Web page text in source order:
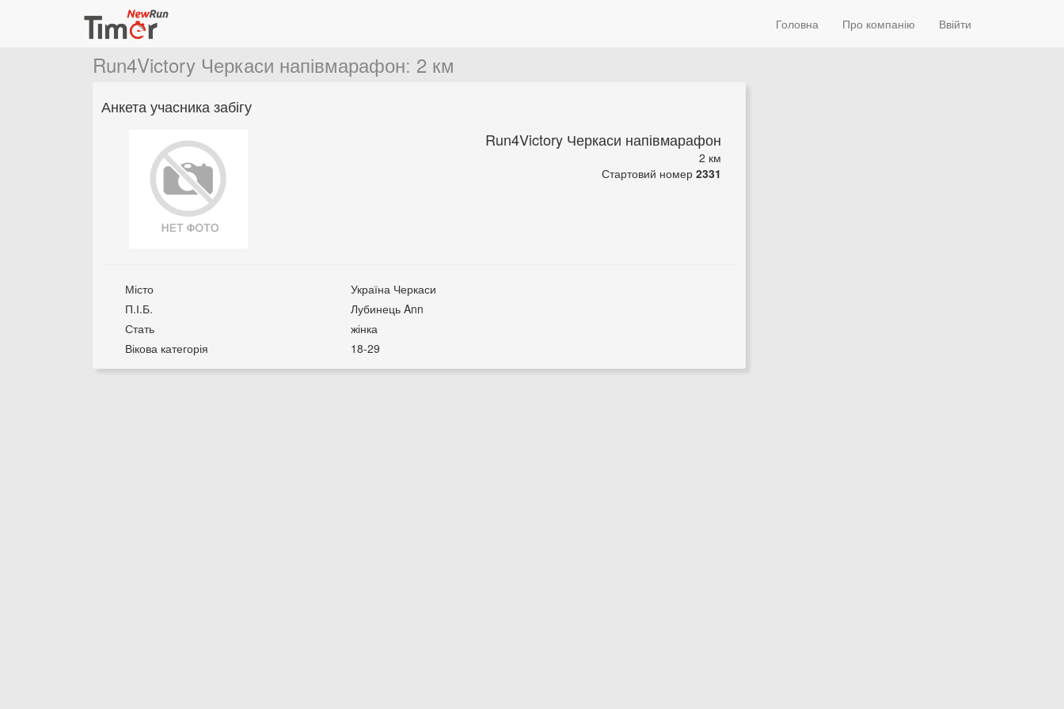
Головна Про компанію Ввійти
Run4Victory Черкаси напівмарафон: 2 км
Анкета учасника забігу
Run4Victory Черкаси напівмарафон
2 км
Стартовий номер 2331
Місто
Україна Черкаси
П.І.Б.
Лубинець Ann
Стать
жінка
Вікова категорія
18-29